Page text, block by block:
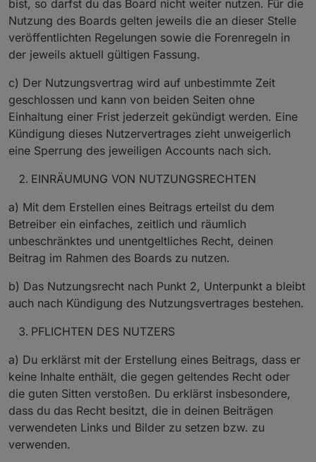
bist, so darfst du das Board nicht weiter nutzen. Für die
Nutzung des Boards gelten jeweils die an dieser Stelle
veröffentlichten Regelungen sowie die Forenregeln in
der jeweils aktuell gültigen Fassung.
c) Der Nutzungsvertrag wird auf unbestimmte Zeit
geschlossen und kann von beiden Seiten ohne
Einhaltung einer Frist jederzeit gekündigt werden. Eine
Kündigung dieses Nutzervertrages zieht unweigerlich
eine Sperrung des jeweiligen Accounts nach sich.
EINRÄUMUNG VON NUTZUNGSRECHTEN
a) Mit dem Erstellen eines Beitrags erteilst du dem
Betreiber ein einfaches, zeitlich und räumlich
unbeschränktes und unentgeltliches Recht, deinen
Beitrag im Rahmen des Boards zu nutzen.
b) Das Nutzungsrecht nach Punkt 2, Unterpunkt a bleibt
auch nach Kündigung des Nutzungsvertrages bestehen.
PFLICHTEN DES NUTZERS
a) Du erklärst mit der Erstellung eines Beitrags, dass er
keine Inhalte enthält, die gegen geltendes Recht oder
die guten Sitten verstoßen. Du erklärst insbesondere,
dass du das Recht besitzt, die in deinen Beiträgen
verwendeten Links und Bilder zu setzen bzw. zu
verwenden.